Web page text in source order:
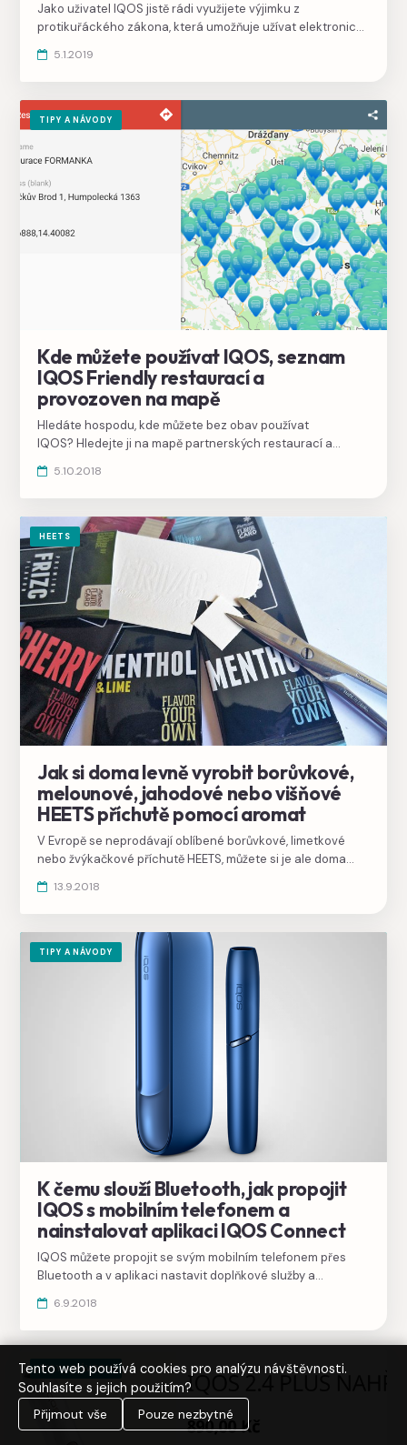
Jako uživatel IQOS jistě rádi využijete výjimku z
protikuřáckého zákona, která umožňuje užívat elektronické
Poradíme vám, jak rychle vyhledat ty přátelské v aplikaci
IQOS Connect.
5.1.2019
TIPY A NÁVODY
Kde můžete používat IQOS, seznam
IQOS Friendly restaurací a
provozoven na mapě
Hledáte hospodu, kde můžete bez obav používat
IQOS? Hledejte ji na mapě partnerských restaurací a
logem tyrkysového kolibříka.
5.10.2018
HEETS
Jak si doma levně vyrobit borůvkové,
melounové, jahodové nebo višňové
HEETS příchutě pomocí aromat
V Evropě se neprodávají oblíbené borůvkové, limetkové
nebo žvýkačkové příchutě HEETS, můžete si je ale doma
cigaret nebo aromatických karet vkládaných do krabičky.
13.9.2018
TIPY A NÁVODY
K čemu slouží Bluetooth, jak propojit
IQOS s mobilním telefonem a
nainstalovat aplikaci IQOS Connect
IQOS můžete propojit se svým mobilním telefonem přes
Bluetooth a v aplikaci nastavit doplňkové služby a
dosahu.
6.9.2018
TIPY A NÁVODY
Tento web používá cookies pro analýzu návštěvnosti.
Souhlasíte s jejich použitím?
Přijmout vše
Pouze nezbytné